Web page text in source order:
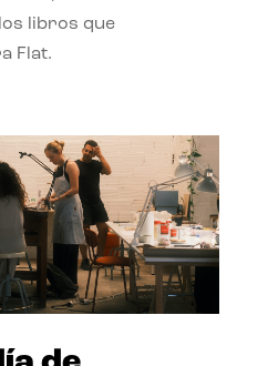
libros que
Flat.